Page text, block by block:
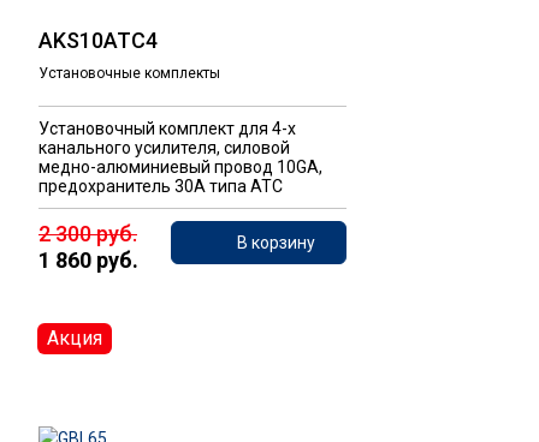
AKS10ATC4
Установочные комплекты
Установочный комплект для 4-х
канального усилителя, силовой
медно-алюминиевый провод 10GA,
предохранитель 30А типа ATC
2 300 руб.
1 860 руб.
В корзину
Акция